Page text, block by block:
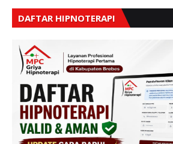
DAFTAR HIPNOTERAPI